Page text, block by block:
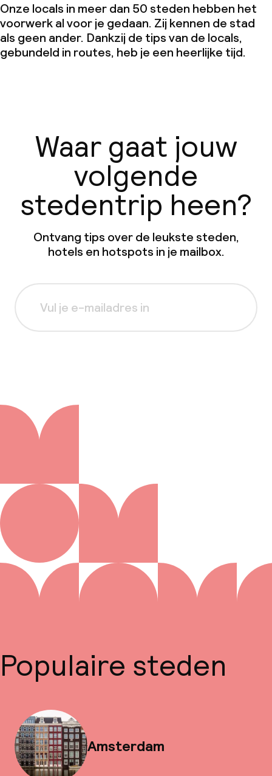
Onze locals in meer dan 50 steden hebben het
voorwerk al voor je gedaan. Zij kennen de stad
als geen ander. Dankzij de tips van de locals,
gebundeld in routes, heb je een heerlijke tijd.
Waar gaat jouw
volgende
stedentrip heen?
Ontvang tips over de leukste steden,
hotels en hotspots in je mailbox.
Populaire steden
Amsterdam